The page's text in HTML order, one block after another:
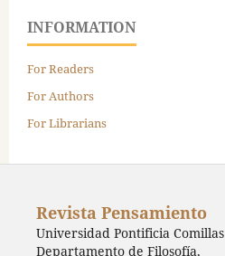
INFORMATION
For Readers
For Authors
For Librarians
Revista Pensamiento
Universidad Pontificia Comillas
Departamento de Filosofía,